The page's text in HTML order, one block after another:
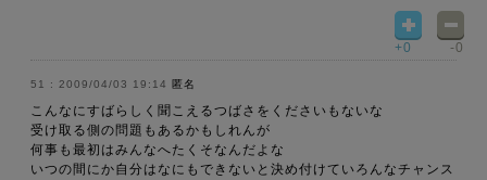
+0 -0
2009/04/03 19:14 匿名
こんなにすばらしく聞こえるつばさをくださいもないな
受け取る側の問題もあるかもしれんが
何事も最初はみんなへたくそなんだよな
いつの間にか自分はなにもできないと決め付けていろんなチャンス